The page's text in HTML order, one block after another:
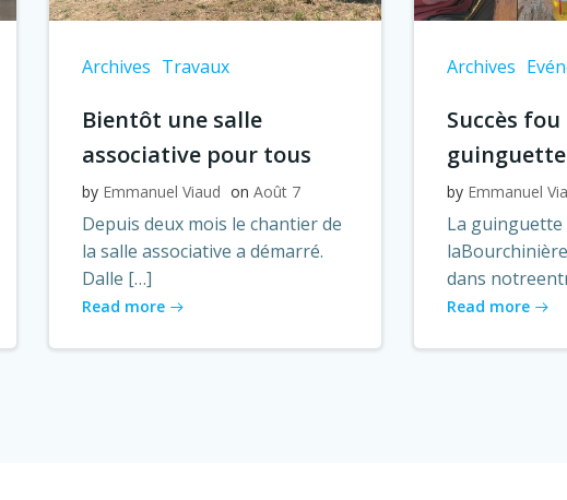
Archives Travaux
Bientôt une salle
associative pour tous
by Emmanuel Viaud on Août 7
Depuis deux mois le chantier de
la salle associative a démarré.
Dalle […]
Read more
Archives
Succès
guinguette
by Emmanuel
La guinguette
dans
Read more